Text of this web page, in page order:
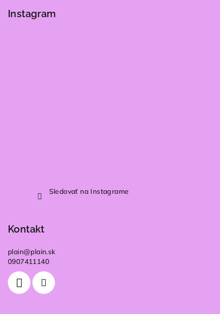
Instagram
Sledovať na Instagrame
Kontakt
plain@plain.sk
0907411140